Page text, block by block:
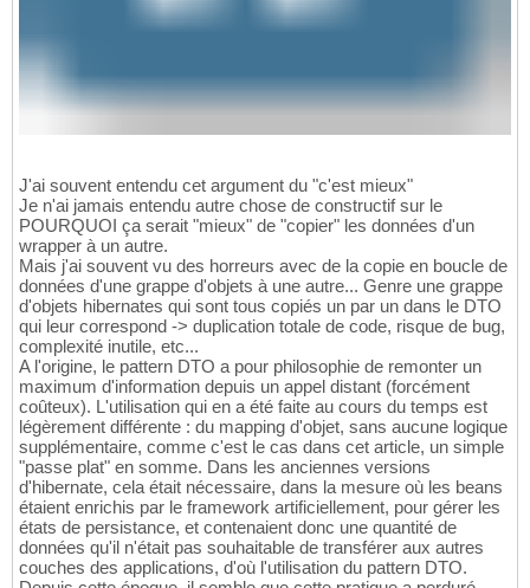
J'ai souvent entendu cet argument du "c'est mieux"
Je n'ai jamais entendu autre chose de constructif sur le
POURQUOI ça serait "mieux" de "copier" les données d'un
wrapper à un autre.
Mais j'ai souvent vu des horreurs avec de la copie en boucle de
données d'une grappe d'objets à une autre... Genre une grappe
d'objets hibernates qui sont tous copiés un par un dans le DTO
qui leur correspond -> duplication totale de code, risque de bug,
complexité inutile, etc...
A l'origine, le pattern DTO a pour philosophie de remonter un
maximum d'information depuis un appel distant (forcément
coûteux). L'utilisation qui en a été faite au cours du temps est
légèrement différente : du mapping d'objet, sans aucune logique
supplémentaire, comme c'est le cas dans cet article, un simple
"passe plat" en somme. Dans les anciennes versions
d'hibernate, cela était nécessaire, dans la mesure où les beans
étaient enrichis par le framework artificiellement, pour gérer les
états de persistance, et contenaient donc une quantité de
données qu'il n'était pas souhaitable de transférer aux autres
couches des applications, d'où l'utilisation du pattern DTO.